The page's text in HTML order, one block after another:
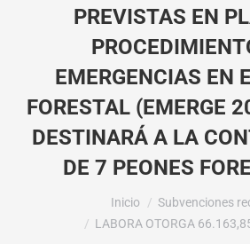
PREVISTAS EN
EMERGENCIAS EN
FORESTAL (EMERGE
DESTINARÁ A LA
DE 7 PEONES
Inicio
Subvenciones
LABORA OTORGA